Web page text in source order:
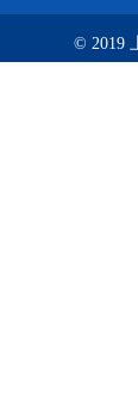
© 2019